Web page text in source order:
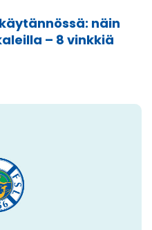
käytännössä: näin
– 8 vinkkiä